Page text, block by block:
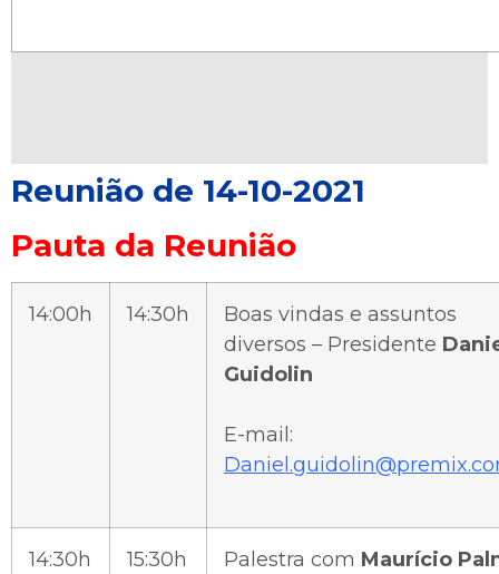
Reunião de 14-10-2021
Pauta da Reunião
14:00h 14:30h
Boas vindas e assuntos
diversos – Presidente
Guidolin
E-mail:
14:30h 15:30h Palestra com Maurício